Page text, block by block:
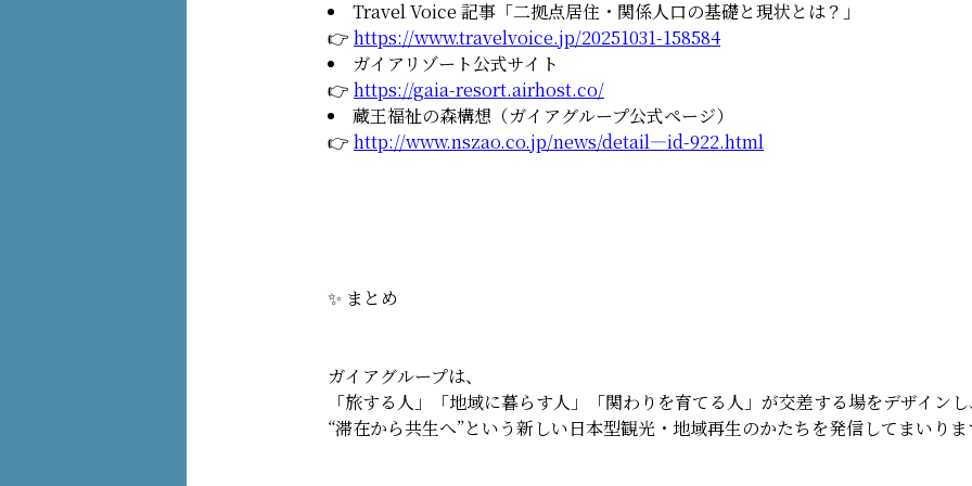
Travel Voice 記事「二拠点居住・関係人口の基礎と現状とは？」
👉 https://www.travelvoice.jp/20251031-158584
ガイアリゾート公式サイト
👉 https://gaia-resort.airhost.co/
蔵王福祉の森構想（ガイアグループ公式ページ）
👉 http://www.nszao.co.jp/news/detail—id-922.html
✨ まとめ
ガイアグループは、
「旅する人」「地域に暮らす人」「関わりを育てる人」が交差する場をデザイン
“滞在から共生へ”という新しい日本型観光・地域再生のかたちを発信してまいりま